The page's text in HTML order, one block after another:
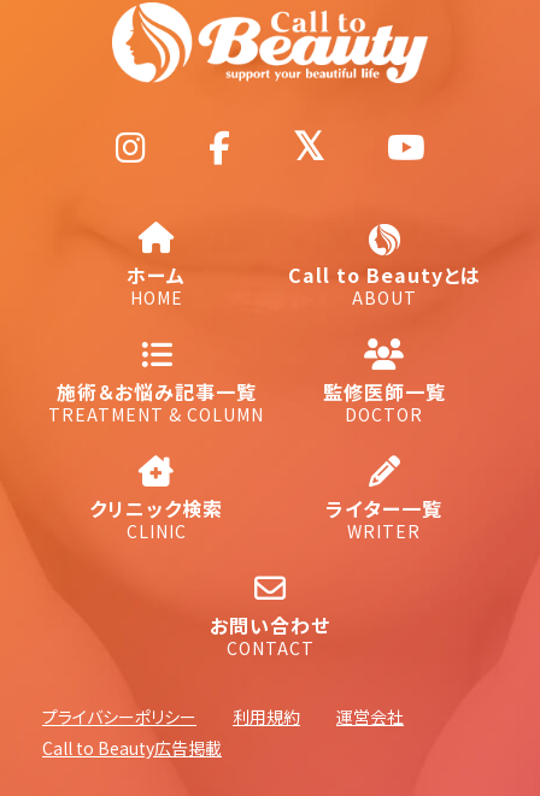
ホーム
HOME
Call to Beautyとは
ABOUT
施術＆お悩み記事一覧
TREATMENT & COLUMN
監修医師一覧
DOCTOR
クリニック検索
CLINIC
ライター一覧
WRITER
お問い合わせ
CONTACT
プライバシーポリシー 利用規約
運営会社
Call to Beauty広告掲載